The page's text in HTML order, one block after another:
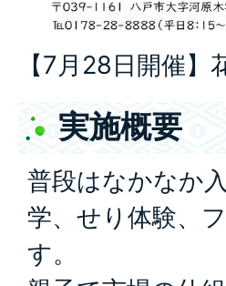
【7月28日開催
実施概要
普段はなかなか
学、せり体験、
す。